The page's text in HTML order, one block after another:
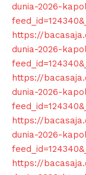
dunia-2026-
https://
dunia-2026-
https://
dunia-2026-
https://
dunia-2026-
https://